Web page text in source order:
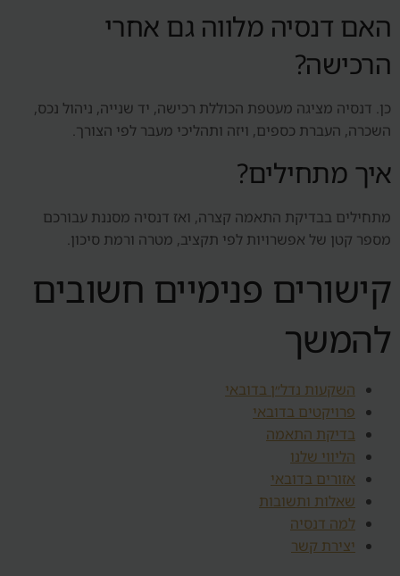
האם דנסיה מלווה גם אחרי
הרכישה?
כן. דנסיה מציגה מעטפת הכוללת רכישה, יד שנייה, ניהול נכס,
השכרה, העברת כספים, ויזה ותהליכי מעבר לפי הצורך.
איך מתחילים?
מתחילים בבדיקת התאמה קצרה, ואז דנסיה מסננת עבורכם
מספר קטן של אפשרויות לפי תקציב, מטרה ורמת סיכון.
קישורים פנימיים חשובים
להמשך
השקעות נדל״ן בדובאי
פרויקטים בדובאי
בדיקת התאמה
הליווי שלנו
אזורים בדובאי
שאלות ותשובות
למה דנסיה
יצירת קשר